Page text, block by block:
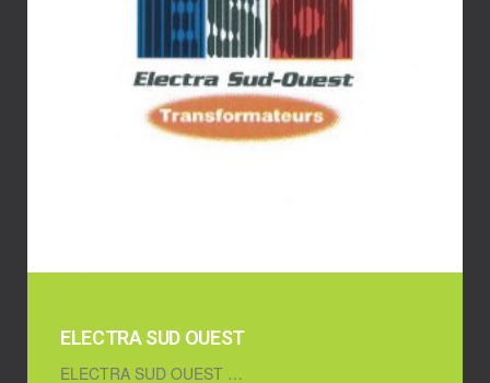
ELECTRA SUD OUEST
ELECTRA SUD OUEST …